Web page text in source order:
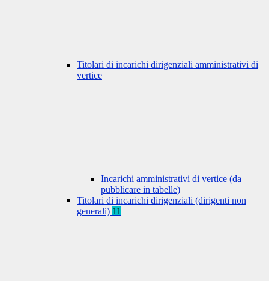
Titolari di incarichi dirigenziali amministrativi di
vertice
Incarichi amministrativi di vertice (da
pubblicare in tabelle)
Titolari di incarichi dirigenziali (dirigenti non
generali) 11